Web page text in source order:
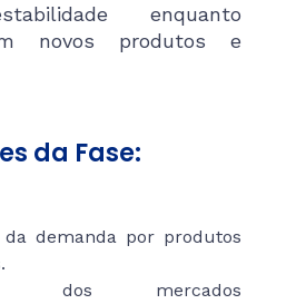
enquanto
novos produtos e
da Fase:
da demanda por produtos
dos mercados